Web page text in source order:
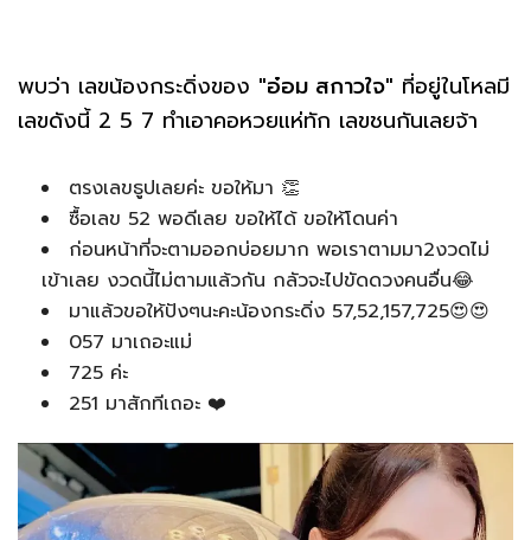
พบว่า เลขน้องกระดิ่งของ "อ๋อม สกาวใจ" ที่อยู่ในโหลมี
เลขดังนี้ 2 5 7 ทำเอาคอหวยแห่ทัก เลขชนกันเลยจ้า
ตรงเลขธูปเลยค่ะ ขอให้มา 👏
ซื้อเลข 52 พอดีเลย ขอให้ได้ ขอให้โดนค่า
ก่อนหน้าที่จะตามออกบ่อยมาก พอเราตามมา2งวดไม่
เข้าเลย งวดนี้ไม่ตามแล้วกัน กลัวจะไปขัดดวงคนอื่น😂
มาแล้วขอให้ปังๆนะคะน้องกระดิ่ง 57,52,157,725😍😍
057 มาเถอะแม่
725 ค่ะ
251 มาสักทีเถอะ ❤️